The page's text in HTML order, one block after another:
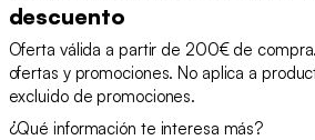
descuento
Oferta válida a partir de 200€ de
ofertas y promociones. No aplica a
excluido de promociones.
¿Qué información te interesa más?